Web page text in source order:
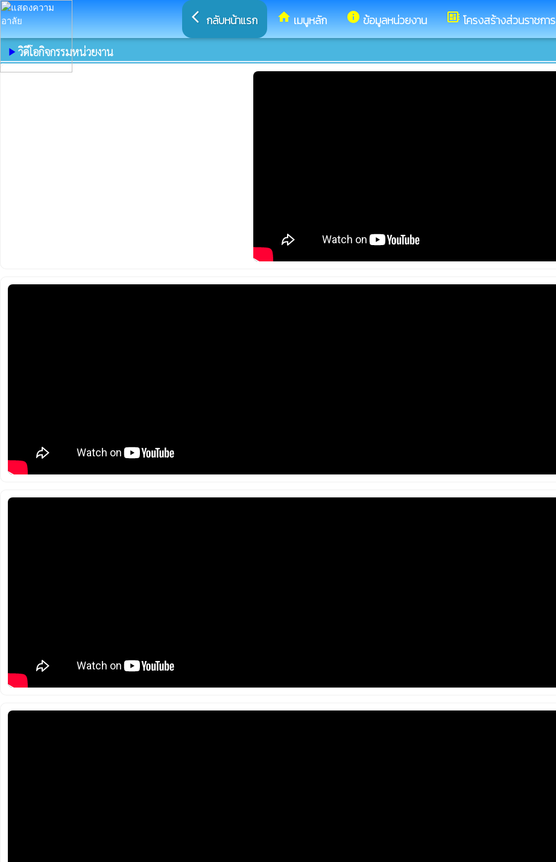
arrow_back_ios กลับหน้าแรก homeเมนูหลัก infoข้อมูลหน่วยงาน developer_boardโครงสร้างส่วนราชการ
play_arrow วิดีโอกิจกรรมหน่วยงาน